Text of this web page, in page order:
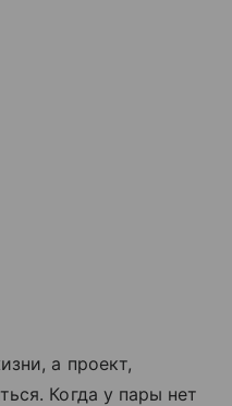
а проект,
Когда у пары нет